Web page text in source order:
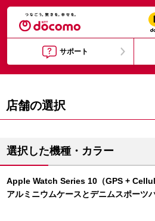
サポート
店舗の選択
選択した機種・カラー
Apple Watch Series 10（GPS +
アルミニウムケースとデニムスポーツ